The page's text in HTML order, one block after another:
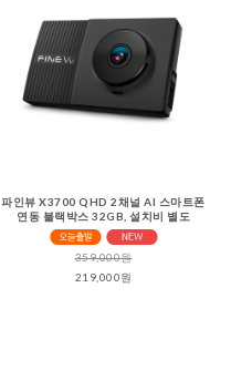
파인뷰 X3700 QHD 2채널 AI 스마트폰
연동 블랙박스 32GB, 설치비 별도
359,000원
219,000원